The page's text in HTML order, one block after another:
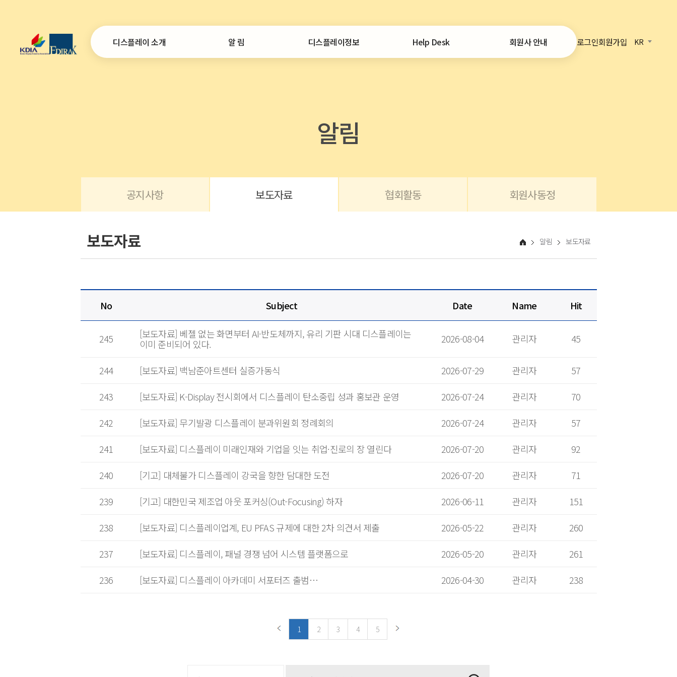
디스플레이 소개 알 림 디스플레이정보 Help Desk
회원사 안내
회원사동정
CEO인사이트
자료 문의
협회발간
산업정책 정보
로그인회원가입 KR
알림
공지사항 보도자료 협회활동 회원사동정
보도자료 알림 보도자료
No Subject Date Name Hit
245
[보도자료] 베젤 없는 화면부터 AI·반도체까지, 유리 기판 시대 디스플레이는
이미 준비되어 있다.
2026-08-04 관리자 45
244 [보도자료] 백남준아트센터 실증가동식 2026-07-29 관리자
57
243
[보도자료] K-Display 전시회에서 디스플레이 탄소중립 성과 홍보관 운영 2026-07-24 관리자
70
242
[보도자료] 무기발광 디스플레이 분과위원회 정례회의 2026-07-24 관리자
57
241
[보도자료] 디스플레이 미래인재와 기업을 잇는 취업·진로의 장 열린다 2026-07-20 관리자
92
240
[기고] 대체불가 디스플레이 강국을 향한 담대한 도전 2026-07-20 관리자
71
239
[기고] 대한민국 제조업 아웃 포커싱(Out-Focusing) 하자 2026-06-11 관리자
151
238
[보도자료] 디스플레이업계, EU PFAS 규제에 대한 2차 의견서 제출 2026-05-22 관리자
260
237
[보도자료] 디스플레이, 패널 경쟁 넘어 시스템 플랫폼으로 2026-05-20 관리자
261
236
[보도자료] 디스플레이 아카데미 서포터즈 출범… 2026-04-30 관리자 238
1 2 3 4 5